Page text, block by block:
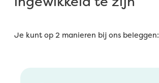
Je kunt op 2 manieren bij ons beleggen: